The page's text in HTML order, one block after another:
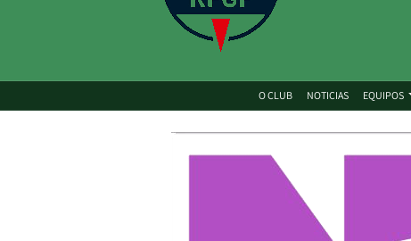
O CLUB NOTICIAS EQUIPOS